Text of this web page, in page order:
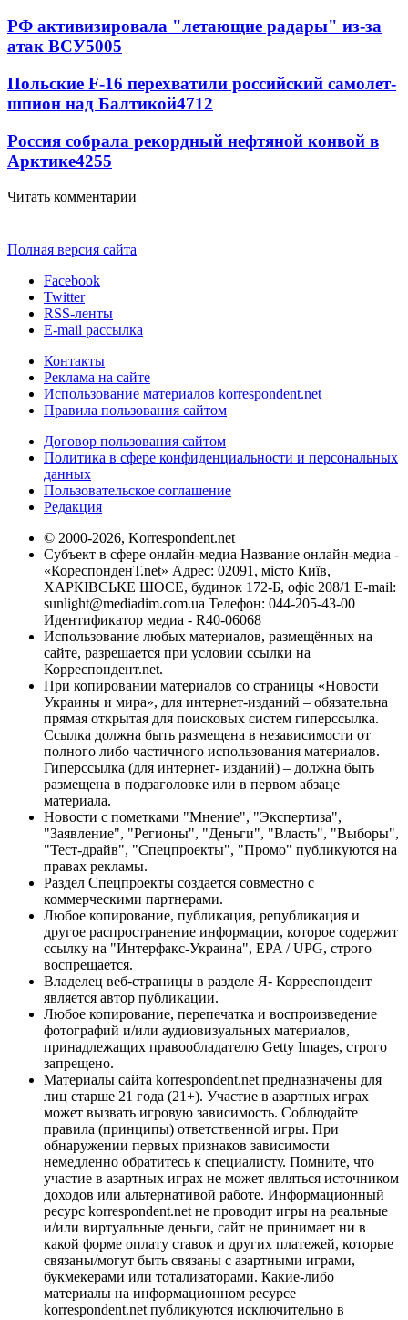
РФ активизировала "летающие радары" из-за
атак ВСУ5005
Польские F-16 перехватили российский самолет-
шпион над Балтикой4712
Россия собрала рекордный нефтяной конвой в
Арктике4255
Читать комментарии
Полная версия сайта
Facebook
Twitter
RSS-ленты
E-mail рассылка
Контакты
Реклама на сайте
Использование материалов korrespondent.net
Правила пользования сайтом
Договор пользования сайтом
Политика в сфере конфиденциальности и персональных
данных
Пользовательское соглашение
Редакция
© 2000-2026, Korrespondent.net
Субъект в сфере онлайн-медиа Название онлайн-медиа -
«КореспонденТ.net» Адрес: 02091, місто Київ,
ХАРКІВСЬКЕ ШОСЕ, будинок 172-Б, офіс 208/1 E-mail:
sunlight@mediadim.com.ua Телефон: 044-205-43-00
Идентификатор медиа - R40-06068
Использование любых материалов, размещённых на
сайте, разрешается при условии ссылки на
Корреспондент.net.
При копировании материалов со страницы «Новости
Украины и мира», для интернет-изданий – обязательна
прямая открытая для поисковых систем гиперссылка.
Ссылка должна быть размещена в независимости от
полного либо частичного использования материалов.
Гиперссылка (для интернет- изданий) – должна быть
размещена в подзаголовке или в первом абзаце
материала.
Новости с пометками "Мнение", "Экспертиза",
"Заявление", "Регионы", "Деньги", "Власть", "Выборы",
"Тест-драйв", "Спецпроекты", "Промо" публикуются на
правах рекламы.
Раздел Спецпроекты создается совместно с
коммерческими партнерами.
Любое копирование, публикация, републикация и
другое распространение информации, которое содержит
ссылку на "Интерфакс-Украина", EPA / UPG, строго
воспрещается.
Владелец веб-страницы в разделе Я- Корреспондент
является автор публикации.
Любое копирование, перепечатка и воспроизведение
фотографий и/или аудиовизуальных материалов,
принадлежащих правообладателю Getty Images, строго
запрещено.
Материалы сайта korrespondent.net предназначены для
лиц старше 21 года (21+). Участие в азартных играх
может вызвать игровую зависимость. Соблюдайте
правила (принципы) ответственной игры. При
обнаружении первых признаков зависимости
немедленно обратитесь к специалисту. Помните, что
участие в азартных играх не может являться источником
доходов или альтернативой работе. Информационный
ресурс korrespondent.net не проводит игры на реальные
и/или виртуальные деньги, сайт не принимает ни в
какой форме оплату ставок и других платежей, которые
связаны/могут быть связаны с азартными играми,
букмекерами или тотализаторами. Какие-либо
материалы на информационном ресурсе
korrespondent.net публикуются исключительно в